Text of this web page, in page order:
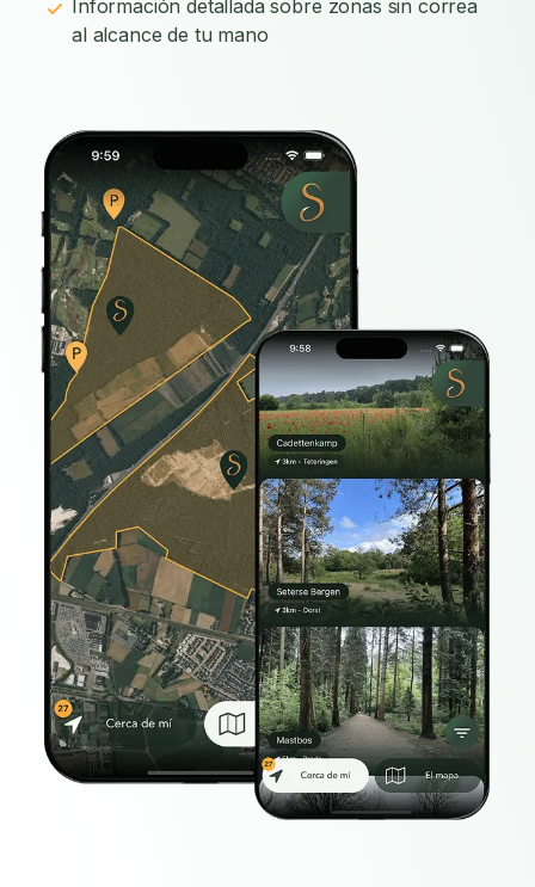
Información detallada sobre zonas sin correa
al alcance de tu mano